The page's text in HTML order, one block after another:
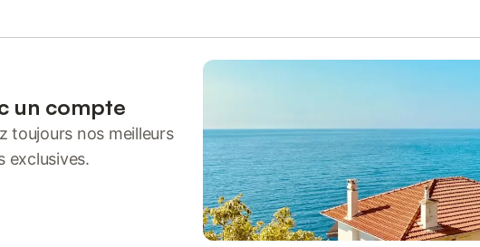
un compte
toujours nos meilleurs
exclusives.